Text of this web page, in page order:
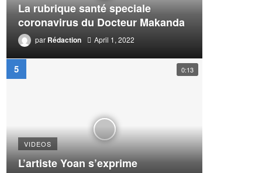
La rubrique santé speciale
coronavirus du Docteur Makanda
par Rédaction April 1, 2022
0:13
VIDEOS
L’artiste Yoan s’exprime